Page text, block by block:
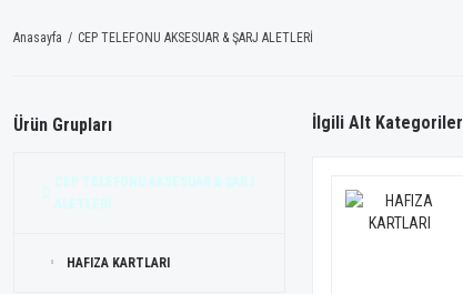
Anasayfa CEP TELEFONU AKSESUAR & ŞARJ ALETLERİ
Ürün Grupları
CEP TELEFONU AKSESUAR & ŞARJ
ALETLERİ
HAFIZA KARTLARI
İlgili Alt Kategoriler